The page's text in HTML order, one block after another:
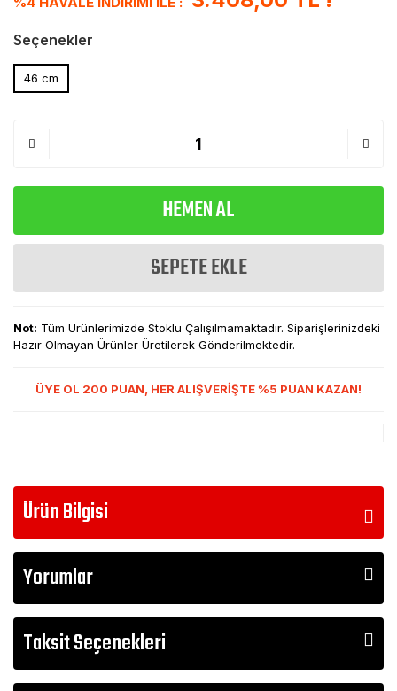
Seçenekler
46 cm
HEMEN AL
SEPETE EKLE
Not: Tüm Ürünlerimizde Stoklu Çalışılmamaktadır. Siparişlerinizdeki
Hazır Olmayan Ürünler Üretilerek Gönderilmektedir.
ÜYE OL 200 PUAN, HER ALIŞVERİŞTE %5 PUAN KAZAN!
Ürün Bilgisi
Yorumlar
Taksit Seçenekleri